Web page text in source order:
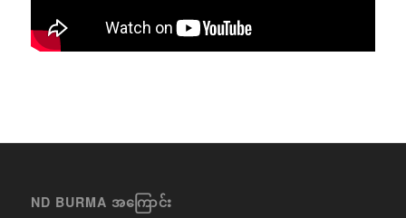
ND BURMA အကြောင်း